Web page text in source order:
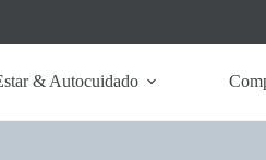
& Autocuidado